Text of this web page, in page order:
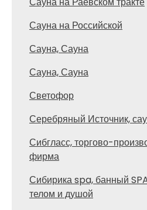
Сауна на Российской
Сауна, Сауна
Сауна, Сауна
Светофор
Серебряный Источник,
Сибгласс, торгово-
фирма
Сибирика spa, банный
телом и душой